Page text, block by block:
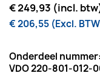
€ 249,93 (incl.
€ 206,55 (Excl.
Onderdeel nummer:
VDO 220-801-012-